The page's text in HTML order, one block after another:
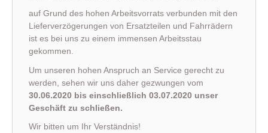
auf Grund des hohen Arbeitsvorrats verbunden mit den
Lieferverzögerungen von Ersatzteilen und Fahrrädern
ist es bei uns zu einem immensen Arbeitsstau
gekommen.
Um unseren hohen Anspruch an Service gerecht zu
werden, sehen wir uns daher gezwungen vom
30.06.2020 bis einschließlich 03.07.2020 unser
Geschäft zu schließen.
Wir bitten um Ihr Verständnis!